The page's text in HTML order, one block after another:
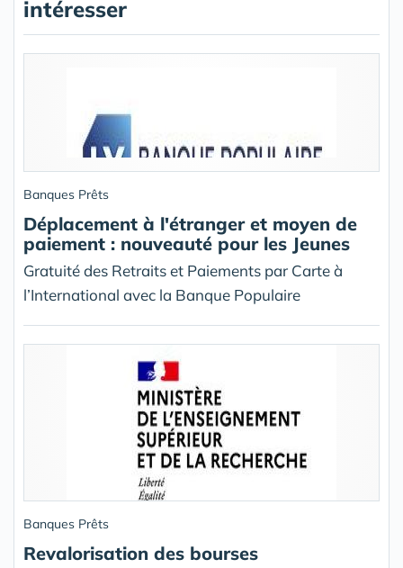
intéresser
Banques Prêts
Déplacement à l'étranger et moyen de
paiement : nouveauté pour les Jeunes
Gratuité des Retraits et Paiements par Carte à
l’International avec la Banque Populaire
Banques Prêts
Revalorisation des bourses